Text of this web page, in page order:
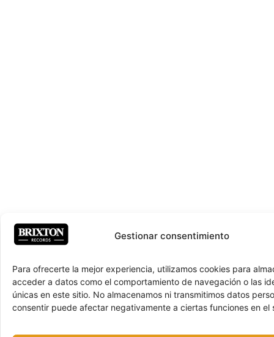
Gestionar consentimiento
Para ofrecerte la mejor experiencia, utilizamos cookies para
acceder a datos como el comportamiento de navegación o las
únicas en este sitio. No almacenamos ni transmitimos datos
consentir puede afectar negativamente a ciertas funciones en el